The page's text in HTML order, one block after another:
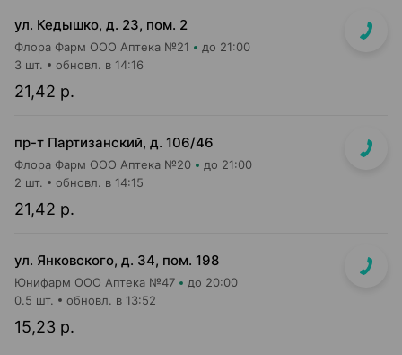
ул. Кедышко, д. 23, пом. 2
Флора Фарм ООО Аптека №21 до 21:00
21,42 р.
3 шт. обновл. в 14:16
пр-т Партизанский, д. 106/46
Флора Фарм ООО Аптека №20 до 21:00
21,42 р.
2 шт. обновл. в 14:15
ул. Янковского, д. 34, пом. 198
Юнифарм ООО Аптека №47 до 20:00
15,23 р.
0.5 шт. обновл. в 13:52